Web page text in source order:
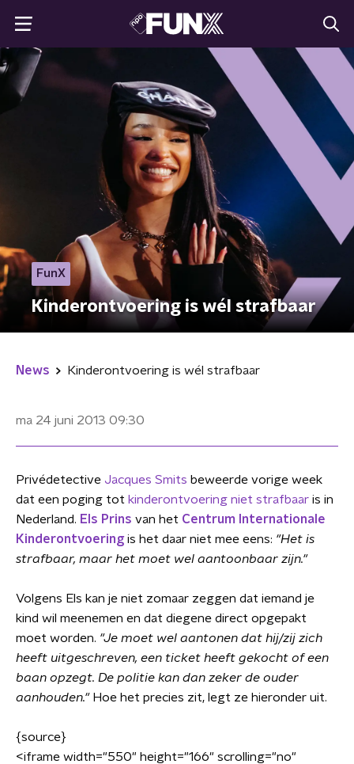
FunX
Kinderontvoering is wél strafbaar
News Kinderontvoering is wél strafbaar
ma 24 juni 2013 09:30
Privédetective Jacques Smits beweerde vorige week
dat een poging tot kinderontvoering niet strafbaar is in
Nederland. Els Prins van het Centrum Internationale
Kinderontvoeringis het daar niet mee eens: "Het is
strafbaar, maar het moet wel aantoonbaar zijn."
Volgens Els kan je niet zomaar zeggen dat iemand je
kind wil meenemen en dat diegene direct opgepakt
moet worden. "Je moet wel aantonen dat hij/zij zich
heeft uitgeschreven, een ticket heeft gekocht of een
baan opzegt. De politie kan dan zeker de ouder
aanhouden."Hoe het precies zit, legt ze hieronder uit.
{source}
<iframe width="550" height="166" scrolling="no"